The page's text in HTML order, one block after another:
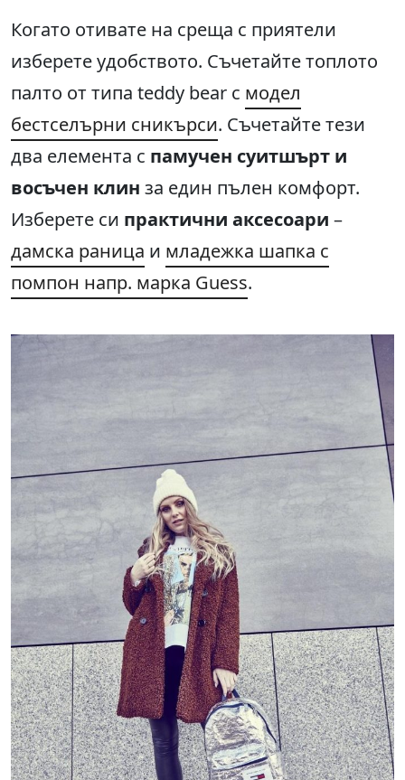
Когато отивате на среща с приятели
изберете удобството. Съчетайте топлото
палто от типа teddy bear с модел
бестселърни сникърси. Съчетайте тези
два елемента с памучен суитшърт и
восъчен клин за един пълен комфорт.
Изберете си практични аксесоари –
дамска раница и младежка шапка с
помпон напр. марка Guess.